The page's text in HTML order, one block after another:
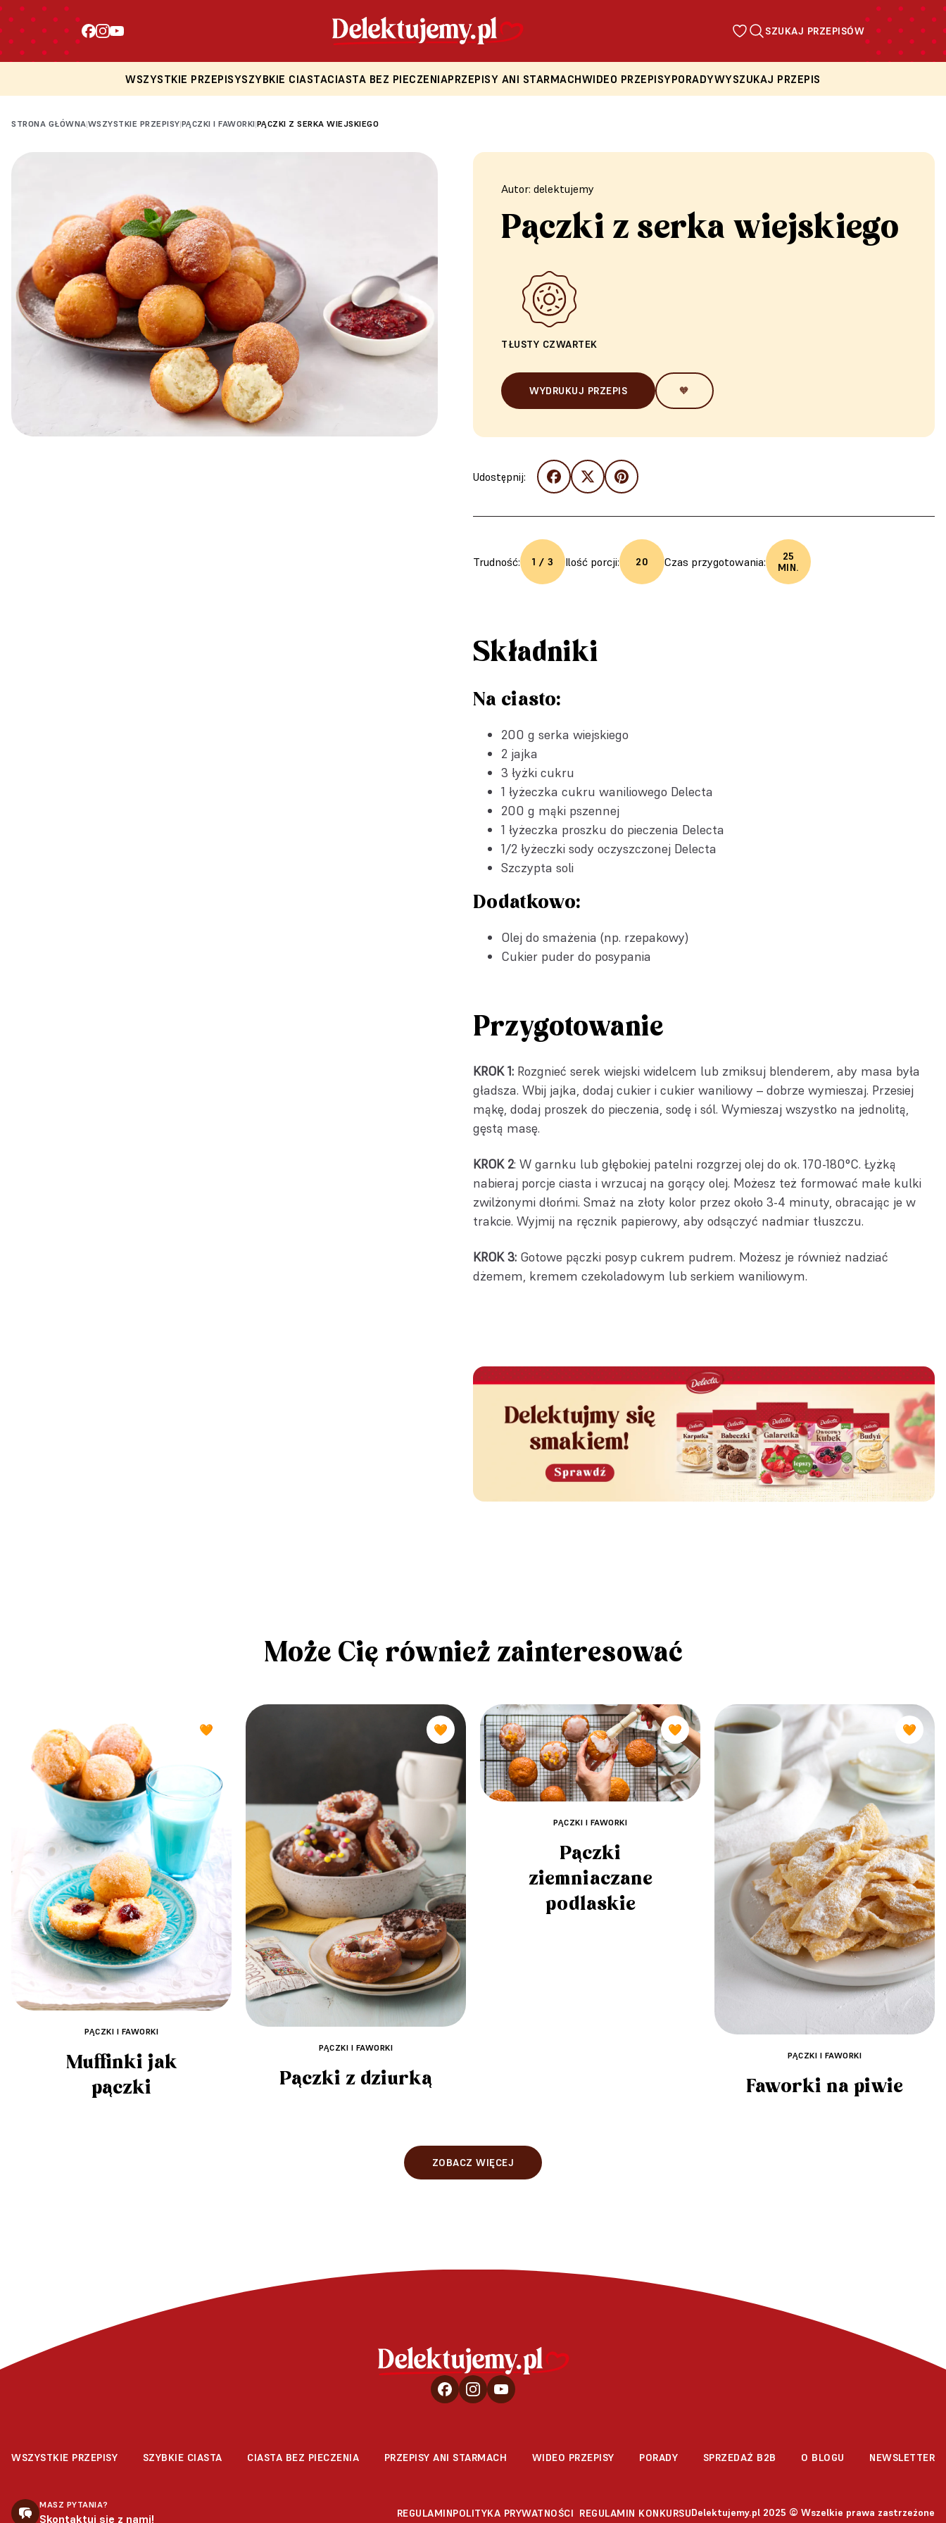
SZUKAJ PRZEPISÓW
WSZYSTKIE PRZEPISYSZYBKIE CIASTACIASTA BEZ PIECZENIAPRZEPISY ANI STARMACHWIDEO PRZEPISYPORADYWYSZUKAJ PRZEPIS
STRONA GŁÓWNA|WSZYSTKIE PRZEPISY|PĄCZKI I FAWORKI|PĄCZKI Z SERKA WIEJSKIEGO
Autor: delektujemy
Pączki z serka wiejskiego
TŁUSTY CZWARTEK
WYDRUKUJ PRZEPIS 🧡
Udostępnij:
Trudność: 1 / 3 Ilość porcji: 20 Czas przygotowania:
25
MIN.
Składniki
Na ciasto:
200 g serka wiejskiego
2 jajka
3 łyżki cukru
1 łyżeczka cukru waniliowego Delecta
200 g mąki pszennej
1 łyżeczka proszku do pieczenia Delecta
1/2 łyżeczki sody oczyszczonej Delecta
Szczypta soli
Dodatkowo:
Olej do smażenia (np. rzepakowy)
Cukier puder do posypania
Przygotowanie
KROK 1: Rozgnieć serek wiejski widelcem lub zmiksuj blenderem, aby masa była
gładsza. Wbij jajka, dodaj cukier i cukier waniliowy – dobrze wymieszaj. Przesiej
mąkę, dodaj proszek do pieczenia, sodę i sól. Wymieszaj wszystko na jednolitą,
gęstą masę.
KROK 2: W garnku lub głębokiej patelni rozgrzej olej do ok. 170-180°C. Łyżką
nabieraj porcje ciasta i wrzucaj na gorący olej. Możesz też formować małe kulki
zwilżonymi dłońmi. Smaż na złoty kolor przez około 3-4 minuty, obracając je w
trakcie. Wyjmij na ręcznik papierowy, aby odsączyć nadmiar tłuszczu.
KROK 3: Gotowe pączki posyp cukrem pudrem. Możesz je również nadziać
dżemem, kremem czekoladowym lub serkiem waniliowym.
Może Cię również zainteresować
🧡
PĄCZKI I FAWORKI
Muffinki jak
pączki
🧡
PĄCZKI I FAWORKI
Pączki z dziurką
🧡
PĄCZKI I FAWORKI
Pączki
ziemniaczane
podlaskie
🧡
PĄCZKI I FAWORKI
Faworki na piwie
ZOBACZ WIĘCEJ
WSZYSTKIE PRZEPISY SZYBKIE CIASTA CIASTA BEZ PIECZENIA PRZEPISY ANI STARMACH WIDEO PRZEPISY PORADY SPRZEDAŻ B2B O BLOGU NEWSLETTER
MASZ PYTANIA?
Skontaktuj się z nami! REGULAMINPOLITYKA PRYWATNOŚCI REGULAMIN KONKURSUDelektujemy.pl 2025 © Wszelkie prawa zastrzeżone